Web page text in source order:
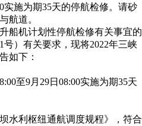
实施为期35天的停航检修。请砂
航道。
船机计划性停航检修有关事宜的
号）有关要求，现将2022年三峡
如下：
至9月29日08:00实施为期35天
水利枢纽通航调度规程》，符合